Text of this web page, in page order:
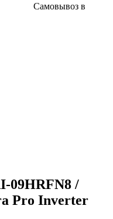
Самовывоз в
09HRFN8 /
Pro Inverter